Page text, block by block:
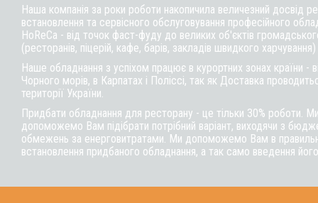
Наша компанія за роки роботи накопичила величезний досвід
встановлення та сервісного обслуговування професійного
HoReCa - від точок фаст-фуду до великих об'єктів
(ресторанів, піцерій, кафе, барів, закладів швидкого харчування)
Наше обладнання з успіхом працює в курортних зонах країни -
Чорного морів, в Карпатах і Поліссі, так як Доставка
території України.
Придбати обладнання для ресторану - це тільки 30% роботи.
допоможемо Вам підібрати потрібний варіант, виходячи з
обмежень за енерговитратами. Ми допоможемо Вам в
встановлення придбаного обладнання, а так само введення